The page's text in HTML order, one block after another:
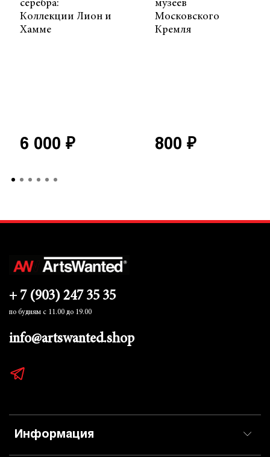
серебра:
Коллекции Лион и
Хамме
6 000 ₽
музеев
Московского
Кремля
800 ₽
Информация
+ 7 (903) 247 35 35
по будням с 11.00 до 19.00
info@artswanted.shop